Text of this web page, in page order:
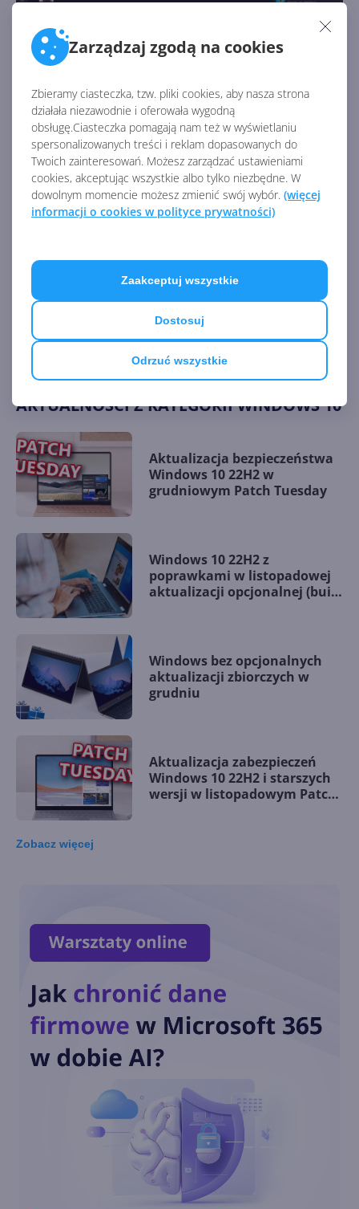
Zarządzaj zgodą na cookies
Zbieramy ciasteczka, tzw. pliki cookies, aby nasza strona
działała niezawodnie i oferowała wygodną
obsługę.Ciasteczka pomagają nam też w wyświetlaniu
spersonalizowanych treści i reklam dopasowanych do
Twoich zainteresowań. Możesz zarządzać ustawieniami
cookies, akceptując wszystkie albo tylko niezbędne. W
dowolnym momencie możesz zmienić swój wybór. (więcej
informacji o cookies w polityce prywatności)
Odrzuć wszystkie
Dostosuj
Zaakceptuj wszystkie
Oprócz zaprezentowania nowych funkcji dla
wszystkich użytkowników aplikacji Microsoft
zapowiedział uruchomienie aplikacji Xbox Beta. Będzie
ona dostępna do pobrania ze Sklepu Windows jeszcze
w tym miesiącu. Podobnie jak w przypadku programu
http://www.neowin.net/news/xbox-app-on-windows-
10-gets-updated-preview-program-coming-soon
AKTUALNOŚCI Z KATEGORII WINDOWS 10
Aktualizacja bezpieczeństwa
Windows 10 22H2 w
grudniowym Patch Tuesday
Windows 10 22H2 z
poprawkami w listopadowej
aktualizacji opcjonalnej (build
Windows bez opcjonalnych
aktualizacji zbiorczych w
grudniu
Aktualizacja zabezpieczeń
Windows 10 22H2 i starszych
wersji w listopadowym Patch
pobranie Paint 3D
Przedłużone wsparcie
konsumentów. Ile będzie
kosztować?
Październikowa aktualizacja
opcjonalna Windows 10 22H2
(build 19045.5073)
Zobacz więcej